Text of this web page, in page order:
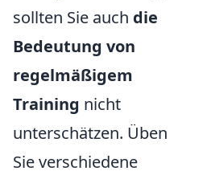
sollten Sie auch die
Bedeutung von
regelmäßigem
Training nicht
unterschätzen. Üben
Sie verschiedene